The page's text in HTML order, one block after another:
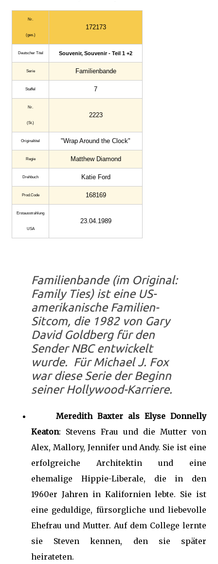
Nr.
(ges.)
172173
Deutscher Titel Souvenir, Souvenir - Teil 1 +2
Serie Familienbande
Staffel 7
Nr.
(St.)
2223
Original­titel "Wrap Around the Clock"
Regie Matthew Diamond
Drehbuch Katie Ford
Prod.Code 168169
Erstaus­strahlung
USA
23.04.1989
Familienbande (im Original:
Family Ties) ist eine US-
amerikanische Familien-
Sitcom, die 1982 von Gary
David Goldberg für den
Sender NBC entwickelt
wurde. Für Michael J. Fox
war diese Serie der Beginn
seiner Hollywood-Karriere.
Meredith Baxter als Elyse Donnelly
Keaton: Stevens Frau und die Mutter von
Alex, Mallory, Jennifer und Andy. Sie ist eine
erfolgreiche Architektin und eine
ehemalige Hippie-Liberale, die in den
1960er Jahren in Kalifornien lebte. Sie ist
eine geduldige, fürsorgliche und liebevolle
Ehefrau und Mutter. Auf dem College lernte
sie Steven kennen, den sie später
heirateten.